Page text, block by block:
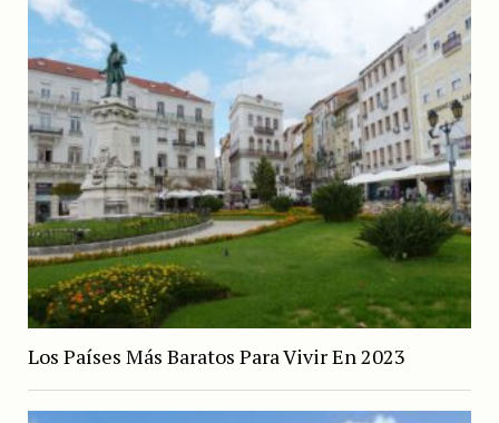
Los Países Más Baratos Para Vivir En 2023